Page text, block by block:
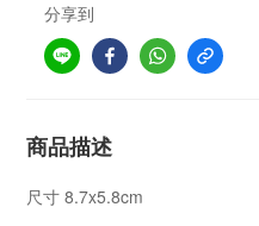
分享到
商品描述
尺寸 8.7x5.8cm